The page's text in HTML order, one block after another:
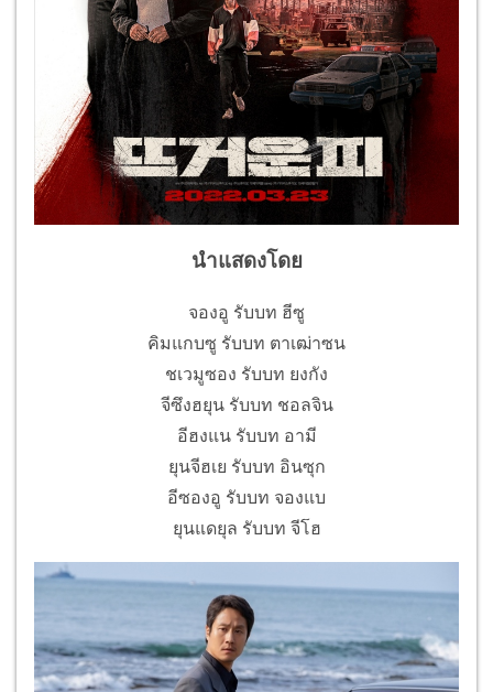
นำแสดงโดย
จองอู รับบท ฮีซู
คิมแกบซู รับบท ตาเฒ่าซน
ชเวมูซอง รับบท ยงกัง
จีซึงฮยุน รับบท ชอลจิน
อีฮงแน รับบท อามี
ยุนจีฮเย รับบท อินซุก
อีซองอู รับบท จองแบ
ยุนแดยุล รับบท จีโฮ